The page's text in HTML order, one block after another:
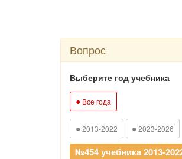
Вопрос
Выберите год учебника
● Все года
● 2013-2022 ● 2023-2026
№454 учебника 2013-